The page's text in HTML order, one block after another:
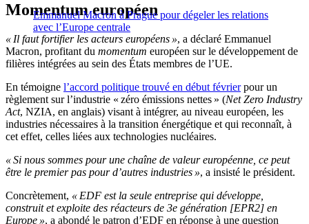
Emmanuel Macron à Prague pour dégeler les relations
avec l’Europe centrale
Momentum européen
« Il faut fortifier les acteurs européens », a déclaré Emmanuel
Macron, profitant du momentum européen sur le développement de
filières intégrées au sein des États membres de l’UE.
En témoigne l’accord politique trouvé en début févrierpour un
règlement sur l’industrie « zéro émissions nettes » (Net Zero Industry
Act, NZIA, en anglais) visant à intégrer, au niveau européen, les
industries nécessaires à la transition énergétique et qui reconnaît, à
cet effet, celles liées aux technologies nucléaires.
« Si nous sommes pour une chaîne de valeur européenne, ce peut
être le premier pas pour d’autres industries », a insisté le président.
Concrètement, « EDF est la seule entreprise qui développe,
construit et exploite des réacteurs de 3e génération [EPR2] en
Europe », a abondé le patron d’EDF en réponse à une question